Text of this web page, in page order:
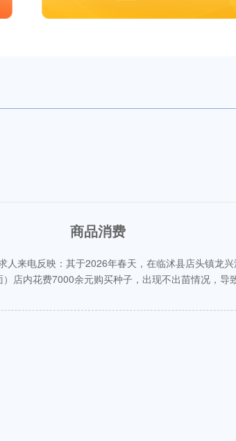
商品消费
人来电反映：其于2026年春天，在临沭县店头镇龙
店内花费7000余元购买种子，出现不出苗情况，导